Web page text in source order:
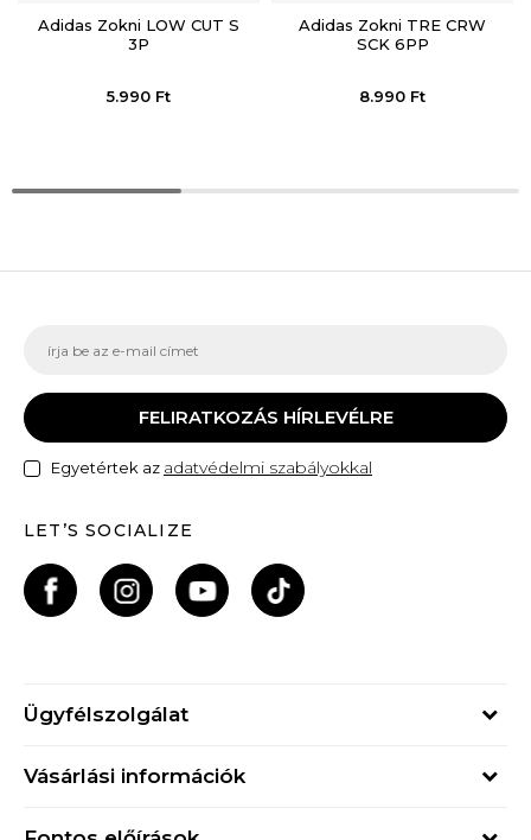
Adidas Zokni LOW CUT S
3P
5.990 Ft
Adidas Zokni TRE CRW
SCK 6PP
8.990 Ft
FELIRATKOZÁS HÍRLEVÉLRE
Egyetértek az adatvédelmi szabályokkal
LET’S SOCIALIZE
Ügyfélszolgálat
online@buzzsneakers.hu
Vásárlási információk